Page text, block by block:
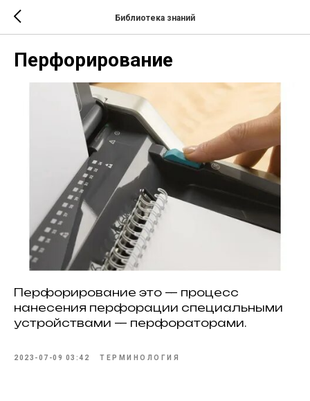
Библиотека знаний
Перфорирование
Перфорирование это — процесс
нанесения перфорации специальными
устройствами — перфораторами.
2023-07-09 03:42 ТЕРМИНОЛОГИЯ